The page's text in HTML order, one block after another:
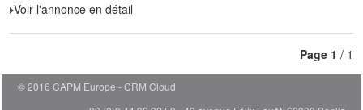
Voir l'annonce en détail
Page 1 / 1
© 2016 CAPM Europe
CRM Cloud